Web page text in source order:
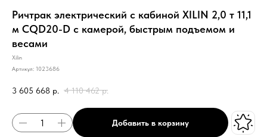
Ричтрак электрический с кабиной XILIN 2,0 т 11,1
м CQD20-D с камерой, быстрым подъемом и
весами
Xilin
Артикул: 1023686
3 605 668 р. 4 110 462 р.
Добавить в корзину